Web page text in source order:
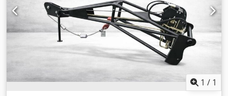
kwaliteiten van deze machineserie komen vooral tot hun
recht bij zwaar, continu gebruik.
1 / 1